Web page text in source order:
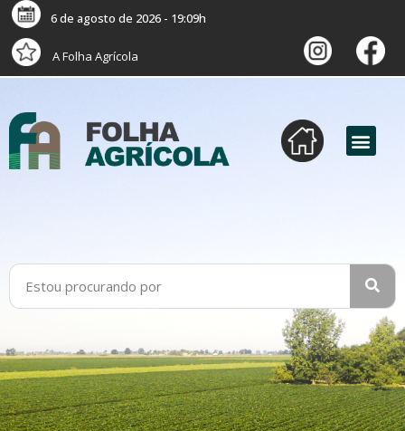
6 de agosto de 2026 - 19:09h
A Folha Agrícola